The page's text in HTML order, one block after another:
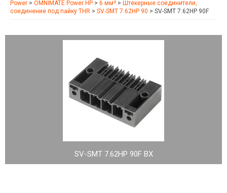
Новости
Power > OMNIMATE Power HP > 6 мм² > Штекерные соединители,
соединение под пайку THR > SV-SMT 7.62HP 90 > SV-SMT 7.62HP 90F
SV-SMT 7.62HP 90F BX